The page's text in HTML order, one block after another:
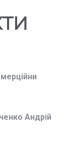
Андрій